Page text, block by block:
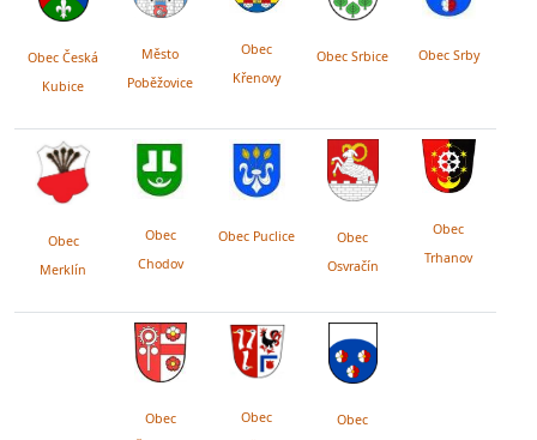
Obec Česká
Kubice
Město
Poběžovice
Obec
Křenovy
Obec Srbice Obec Srby
Obec
Merklín
Obec
Chodov
Obec Puclice
Obec
Osvračín
Obec
Trhanov
Obec
Obec
Obec